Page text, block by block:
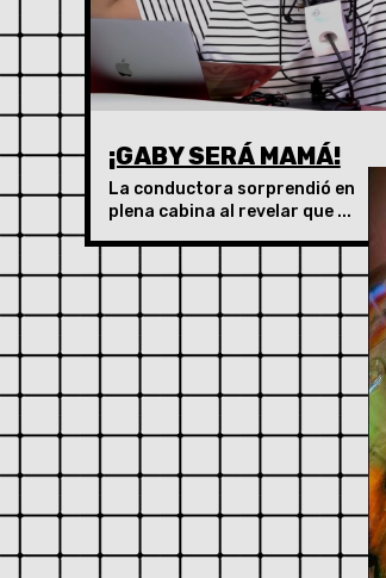
¡GABY SERÁ MAMÁ!
La conductora sorprendió en
plena cabina al revelar que ...